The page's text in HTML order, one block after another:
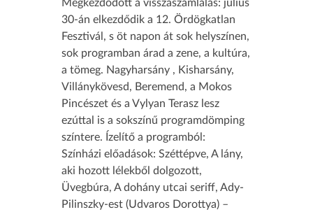
Megkezdődött a visszaszámlálás: július
30-án elkezdődik a 12. Ördögkatlan
Fesztivál, s öt napon át sok helyszínen,
sok programban árad a zene, a kultúra,
a tömeg. Nagyharsány , Kisharsány,
Villánykövesd, Beremend, a Mokos
Pincészet és a Vylyan Terasz lesz
ezúttal is a sokszínű programdömping
színtere. Ízelítő a programból:
Színházi előadások: Széttépve, A lány,
aki hozott lélekből dolgozott,
Üvegbúra, A dohány utcai seriff, Ady-
Pilinszky-est (Udvaros Dorottya) –